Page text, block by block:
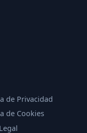
de Privacidad
de Cookies